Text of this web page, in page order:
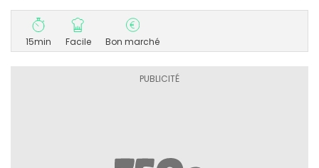
15min Facile Bon marché